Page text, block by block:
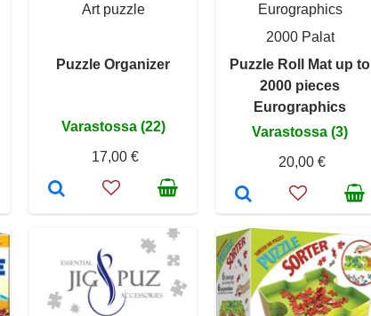
Art puzzle
Puzzle Organizer
Varastossa (22)
17,00 €
Eurographics
2000 Palat
Puzzle Roll Mat up to
2000 pieces
Eurographics
Varastossa (3)
20,00 €